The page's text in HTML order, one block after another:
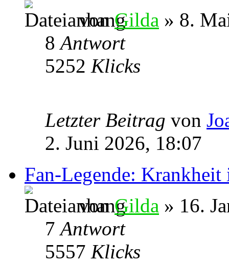
vonGilda » 8.
8Antwort
5252 Klicks
Letzter Beitrag von
2. Juni 2026, 18:07
Fan-Legende: Krankheit
vonGilda » 16.
7Antwort
5557 Klicks